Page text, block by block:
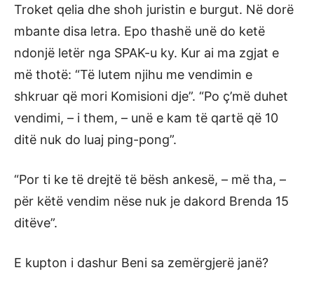
Troket qelia dhe shoh juristin e burgut. Në dorë
mbante disa letra. Epo thashë unë do ketë
ndonjë letër nga SPAK-u ky. Kur ai ma zgjat e
më thotë: “Të lutem njihu me vendimin e
shkruar që mori Komisioni dje”. “Po ç’më duhet
vendimi, – i them, – unë e kam të qartë që 10
ditë nuk do luaj ping-pong”.
“Por ti ke të drejtë të bësh ankesë, – më tha, –
për këtë vendim nëse nuk je dakord Brenda 15
ditëve”.
E kupton i dashur Beni sa zemërgjerë janë?